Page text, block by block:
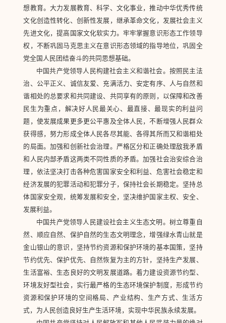
想教育。大力发展教育、科学、文化事业，推动中华优秀传统
文化创造性转化、创新性发展，继承革命文化，发展社会主义
先进文化，提高国家文化软实力。牢牢掌握意识形态工作领导
权，不断巩固马克思主义在意识形态领域的指导地位，巩固全
党全国人民团结奋斗的共同思想基础。
中国共产党领导人民构建社会主义和谐社会。按照民主法
治、公平正义、诚信友爱、充满活力、安定有序、人与自然和
谐相处的总要求和共同建设、共同享有的原则，以保障和改善
民生为重点，解决好人民最关心、最直接、最现实的利益问
题，使发展成果更多更公平惠及全体人民，不断增强人民群众
获得感，努力形成全体人民各尽其能、各得其所而又和谐相处
的局面。加强和创新社会治理。严格区分和正确处理敌我矛盾
和人民内部矛盾这两类不同性质的矛盾。加强社会治安综合治
理，依法坚决打击各种危害国家安全和利益、危害社会稳定和
经济发展的犯罪活动和犯罪分子，保持社会长期稳定。坚持总
体国家安全观，统筹发展和安全，坚决维护国家主权、安全、
发展利益。
中国共产党领导人民建设社会主义生态文明。树立尊重自
然、顺应自然、保护自然的生态文明理念，增强绿水青山就是
金山银山的意识，坚持节约资源和保护环境的基本国策，坚持
节约优先、保护优先、自然恢复为主的方针，坚持生产发展、
生活富裕、生态良好的文明发展道路。着力建设资源节约型、
环境友好型社会，实行最严格的生态环境保护制度，形成节约
资源和保护环境的空间格局、产业结构、生产方式、生活方
式，为人民创造良好生产生活环境，实现中华民族永续发展。